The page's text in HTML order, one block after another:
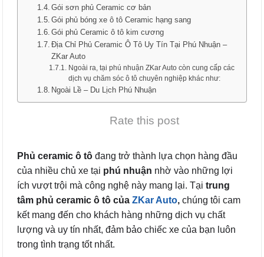
Gói sơn phủ Ceramic cơ bản
Gói phủ bóng xe ô tô Ceramic hạng sang
Gói phủ Ceramic ô tô kim cương
Địa Chỉ Phủ Ceramic Ô Tô Uy Tín Tại Phú Nhuận –
ZKar Auto
Ngoài ra, tại phú nhuận ZKar Auto còn cung cấp các
dịch vụ chăm sóc ô tô chuyên nghiệp khác như:
Ngoài Lề – Du Lịch Phú Nhuận
Rate this post
Phủ ceramic ô tô đang trở thành lựa chọn hàng đầu
của nhiều chủ xe tại phú nhuận nhờ vào những lợi
ích vượt trội mà công nghệ này mang lại. Tại trung
tâm phủ ceramic ô tô của ZKar Auto, chúng tôi cam
kết mang đến cho khách hàng những dịch vụ chất
lượng và uy tín nhất, đảm bảo chiếc xe của bạn luôn
trong tình trạng tốt nhất.